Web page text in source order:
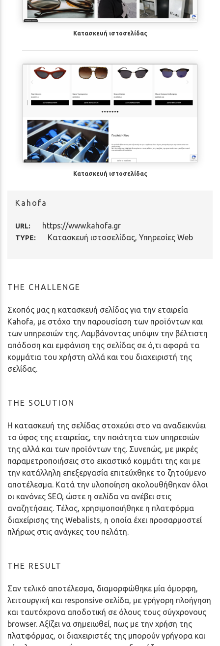
Κατασκευή ιστοσελίδας
Κατασκευή ιστοσελίδας
Kahofa
URL: https://www.kahofa.gr
TYPE: Κατασκευή ιστοσελίδας Υπηρεσίες Web
THE CHALLENGE
Σκοπός μας η κατασκευή σελίδας για την εταιρεία
Kahofa, με στόχο την παρουσίαση των προϊόντων και
των υπηρεσιών της. Λαμβάνοντας υπόψιν την βέλτιστη
απόδοση και εμφάνιση της σελίδας σε ό,τι αφορά τα
κομμάτια του χρήστη αλλά και του διαχειριστή της
σελίδας.
THE SOLUTION
Η κατασκευή της σελίδας στοχεύει στο να αναδεικνύει
το ύφος της εταιρείας, την ποιότητα των υπηρεσιών
της αλλά και των προϊόντων της. Συνεπώς, με μικρές
παραμετροποιήσεις στο εικαστικό κομμάτι της και με
την κατάλληλη επεξεργασία επιτεύχθηκε το ζητούμενο
αποτέλεσμα. Κατά την υλοποίηση ακολουθήθηκαν όλοι
οι κανόνες SEO, ώστε η σελίδα να ανέβει στις
αναζητήσεις. Τέλος, χρησιμοποιήθηκε η πλατφόρμα
διαχείρισης της Webalists, η οποία έχει προσαρμοστεί
πλήρως στις ανάγκες του πελάτη.
THE RESULT
Σαν τελικό αποτέλεσμα, διαμορφώθηκε μία όμορφη,
λειτουργική και responsive σελίδα, με γρήγορη πλοήγηση
και ταυτόχρονα αποδοτική σε όλους τους σύγχρονους
browser. Αξίζει να σημειωθεί, πως με την χρήση της
πλατφόρμας, οι διαχειριστές της μπορούν γρήγορα και